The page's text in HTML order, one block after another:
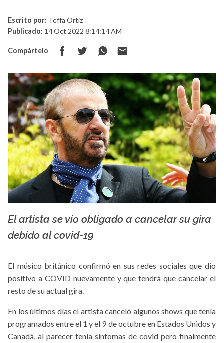
Escrito por: Teffa Ortiz
Publicado: 14 Oct 2022 8:14:14 AM
Compártelo
El artista se vio obligado a cancelar su gira
debido al covid-19
El músico británico confirmó en sus redes sociales que dio
positivo a COVID nuevamente y que tendrá que cancelar el
resto de su actual gira.
En los últimos días el artista canceló algunos shows que tenía
programados entre el 1 y el 9 de octubre en Estados Unidos y
Canadá, al parecer tenia síntomas de covid pero finalmente